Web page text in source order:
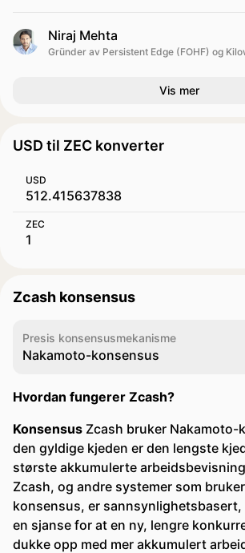
Niraj Mehta
Gründer av Persistent Edge (FOHF) og
Vis mer
USD til ZEC konverter
USD
ZEC
Zcash konsensus
Presis konsensusmekanisme
Nakamoto-konsensus
Hvordan fungerer Zcash?
Konsensus Zcash bruker Nakamoto-
den gyldige kjeden er den lengste
største akkumulerte
Zcash, og andre systemer som
konsensus, er
en sjanse for at en ny, lengre
dukke opp med mer akkumulert